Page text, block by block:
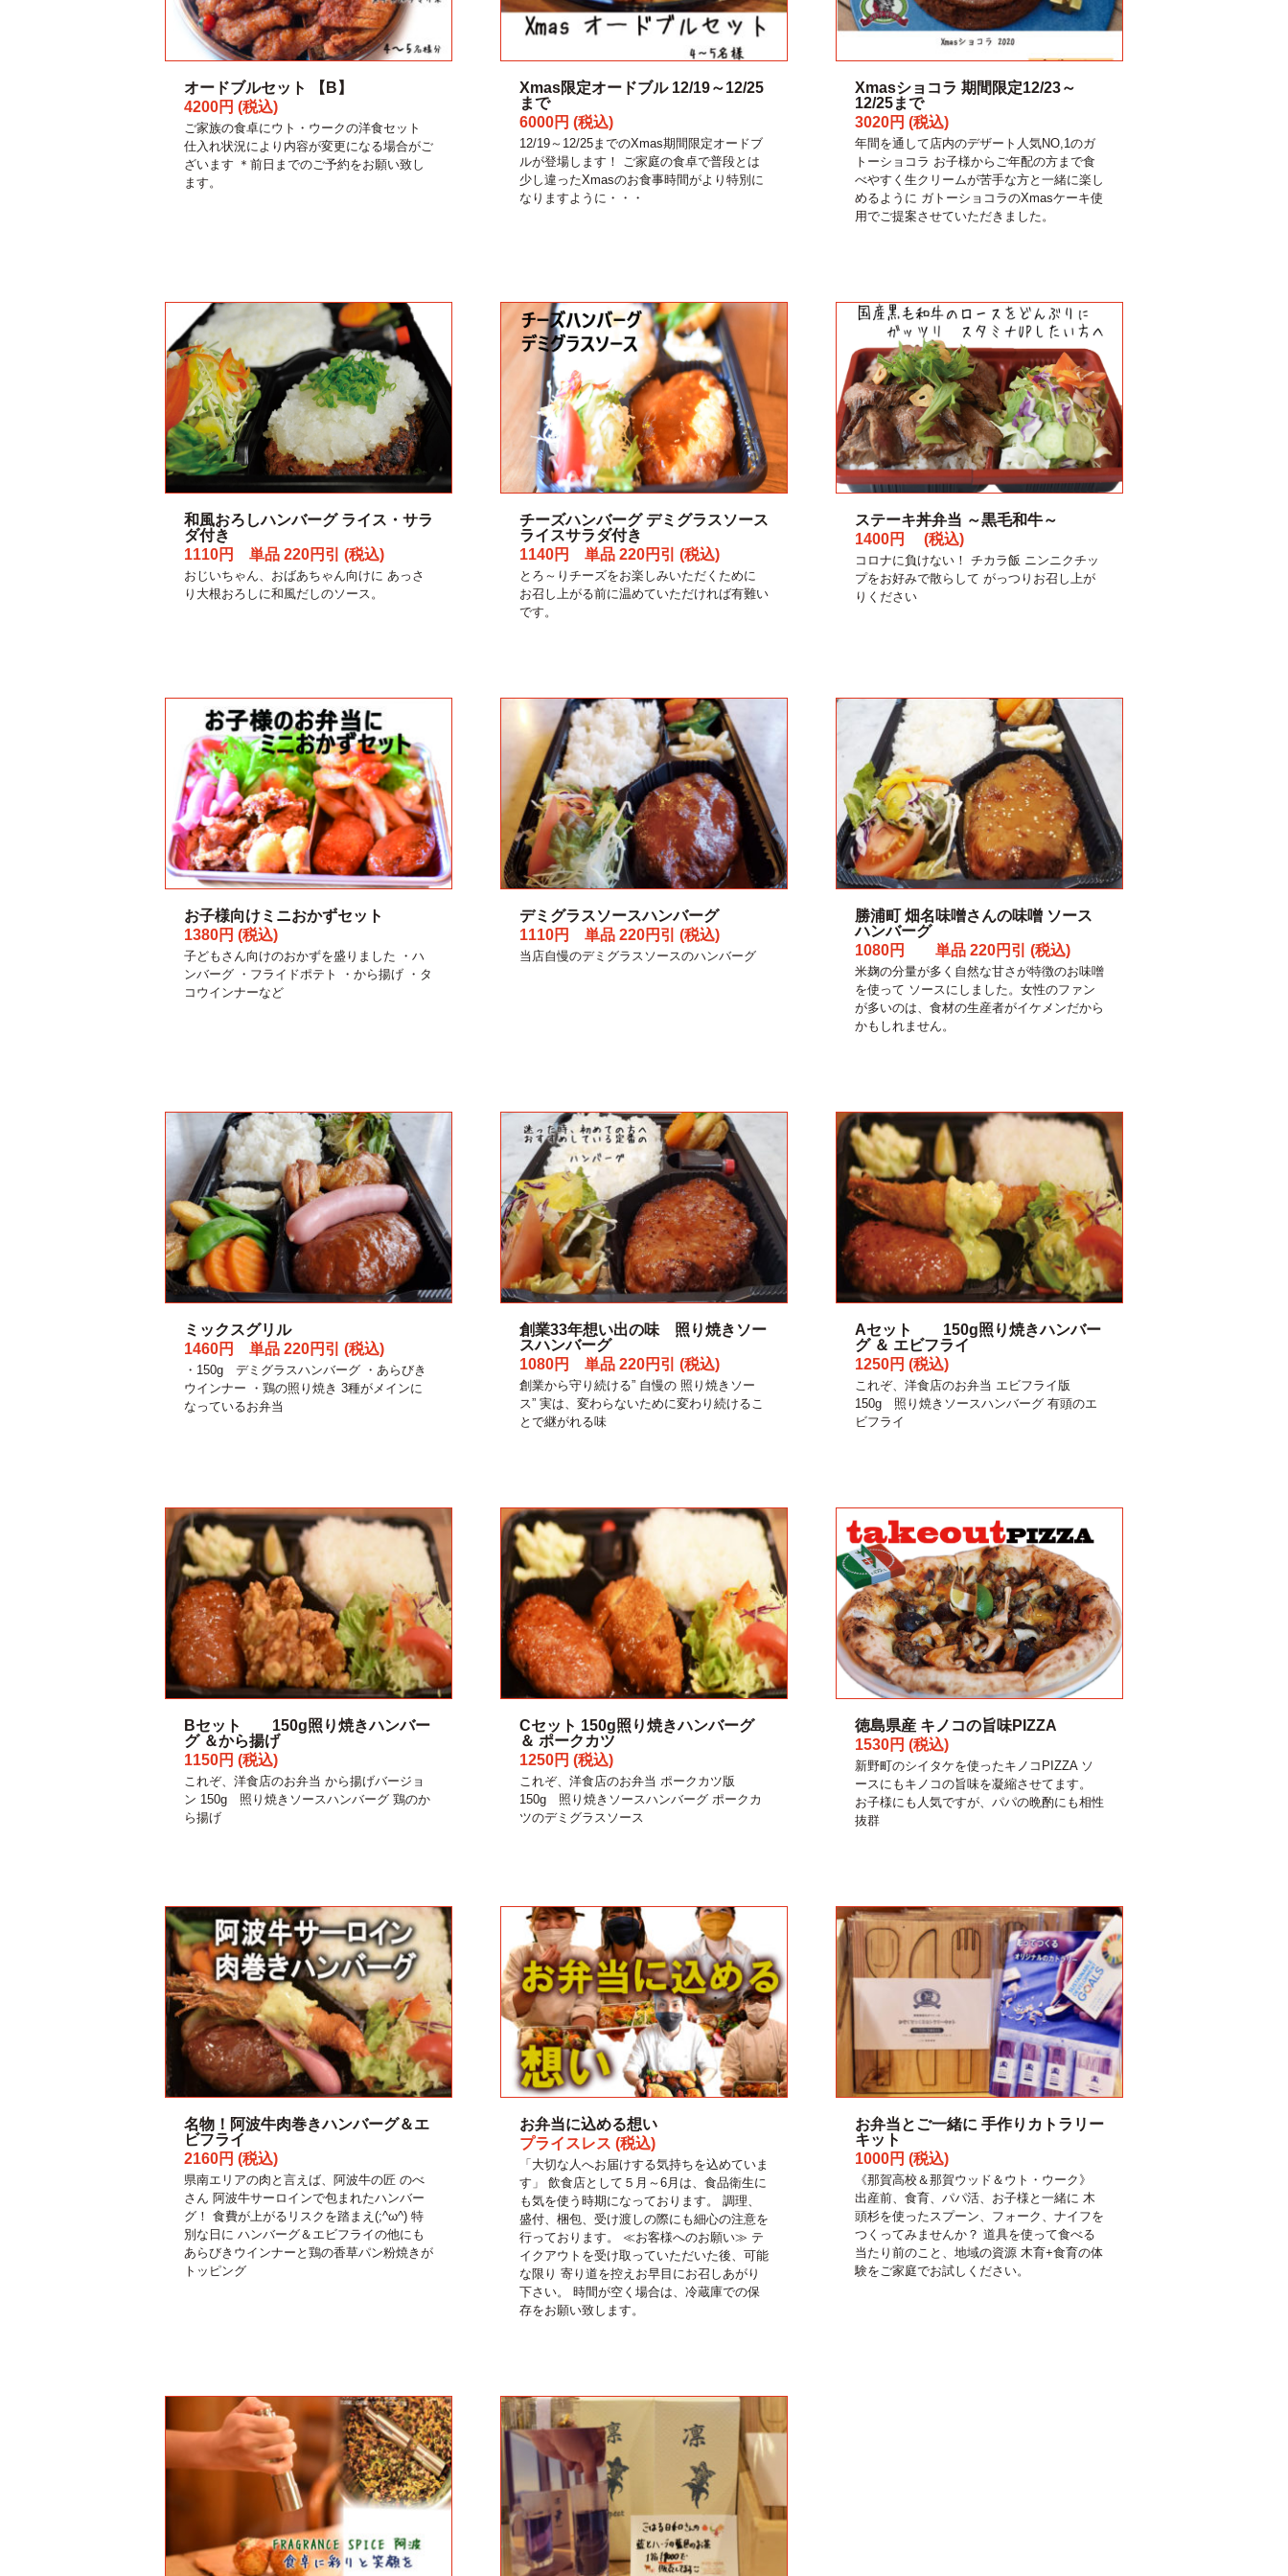
オードブルセット 【B】
4200円 (税込)
ご家族の食卓にウト・ウークの洋食セット
仕入れ状況により内容が変更になる場合がご
ざいます ＊前日までのご予約をお願い致し
ます。
Xmas限定オードブル 12/19～12/25
まで
6000円 (税込)
12/19～12/25までのXmas期間限定オードブ
ルが登場します！ ご家庭の食卓で普段とは
少し違ったXmasのお食事時間がより特別に
なりますように・・・
Xmasショコラ 期間限定12/23～
12/25まで
3020円 (税込)
年間を通して店内のデザート人気NO,1のガ
トーショコラ お子様からご年配の方まで食
べやすく生クリームが苦手な方と一緒に楽し
めるように ガトーショコラのXmasケーキ使
用でご提案させていただきました。
和風おろしハンバーグ ライス・サラ
ダ付き
1110円 単品 220円引 (税込)
おじいちゃん、おばあちゃん向けに あっさ
り大根おろしに和風だしのソース。
チーズハンバーグ デミグラスソース
ライスサラダ付き
1140円 単品 220円引 (税込)
とろ～りチーズをお楽しみいただくために
お召し上がる前に温めていただければ有難い
です。
ステーキ丼弁当 ～黒毛和牛～
1400円 (税込)
コロナに負けない！ チカラ飯 ニンニクチッ
プをお好みで散らして がっつりお召し上が
りください
お子様向けミニおかずセット
1380円 (税込)
子どもさん向けのおかずを盛りました ・ハ
ンバーグ ・フライドポテト ・から揚げ ・タ
コウインナーなど
デミグラスソースハンバーグ
1110円 単品 220円引 (税込)
当店自慢のデミグラスソースのハンバーグ
勝浦町 畑名味噌さんの味噌 ソース
ハンバーグ
1080円 単品 220円引 (税込)
米麹の分量が多く自然な甘さが特徴のお味噌
を使って ソースにしました。女性のファン
が多いのは、食材の生産者がイケメンだから
かもしれません。
ミックスグリル
1460円 単品 220円引 (税込)
・150g デミグラスハンバーグ ・あらびき
ウインナー ・鶏の照り焼き 3種がメインに
なっているお弁当
創業33年想い出の味 照り焼きソー
スハンバーグ
1080円 単品 220円引 (税込)
創業から守り続ける” 自慢の 照り焼きソー
ス” 実は、変わらないために変わり続けるこ
とで継がれる味
Aセット 150g照り焼きハンバー
グ ＆ エビフライ
1250円 (税込)
これぞ、洋食店のお弁当 エビフライ版
150g 照り焼きソースハンバーグ 有頭のエ
ビフライ
Bセット 150g照り焼きハンバー
グ ＆から揚げ
1150円 (税込)
これぞ、洋食店のお弁当 から揚げバージョ
ン 150g 照り焼きソースハンバーグ 鶏のか
ら揚げ
Cセット 150g照り焼きハンバーグ
＆ ポークカツ
1250円 (税込)
これぞ、洋食店のお弁当 ポークカツ版
150g 照り焼きソースハンバーグ ポークカ
ツのデミグラスソース
徳島県産 キノコの旨味PIZZA
1530円 (税込)
新野町のシイタケを使ったキノコPIZZA ソ
ースにもキノコの旨味を凝縮させてます。
お子様にも人気ですが、パパの晩酌にも相性
抜群
名物！阿波牛肉巻きハンバーグ＆エ
ビフライ
2160円 (税込)
県南エリアの肉と言えば、阿波牛の匠 のべ
さん 阿波牛サーロインで包まれたハンバー
グ！ 食費が上がるリスクを踏まえ(;^ω^) 特
別な日に ハンバーグ＆エビフライの他にも
あらびきウインナーと鶏の香草パン粉焼きが
トッピング
お弁当に込める想い
プライスレス (税込)
「大切な人へお届けする気持ちを込めていま
す」 飲食店として５月～6月は、食品衛生に
も気を使う時期になっております。 調理、
盛付、梱包、受け渡しの際にも細心の注意を
行っております。 ≪お客様へのお願い≫ テ
イクアウトを受け取っていただいた後、可能
な限り 寄り道を控えお早目にお召しあがり
下さい。 時間が空く場合は、冷蔵庫での保
存をお願い致します。
お弁当とご一緒に 手作りカトラリー
キット
1000円 (税込)
《那賀高校＆那賀ウッド＆ウト・ウーク》
出産前、食育、パパ活、お子様と一緒に 木
頭杉を使ったスプーン、フォーク、ナイフを
つくってみませんか？ 道具を使って食べる
当たり前のこと、地域の資源 木育+食育の体
験をご家庭でお試しください。